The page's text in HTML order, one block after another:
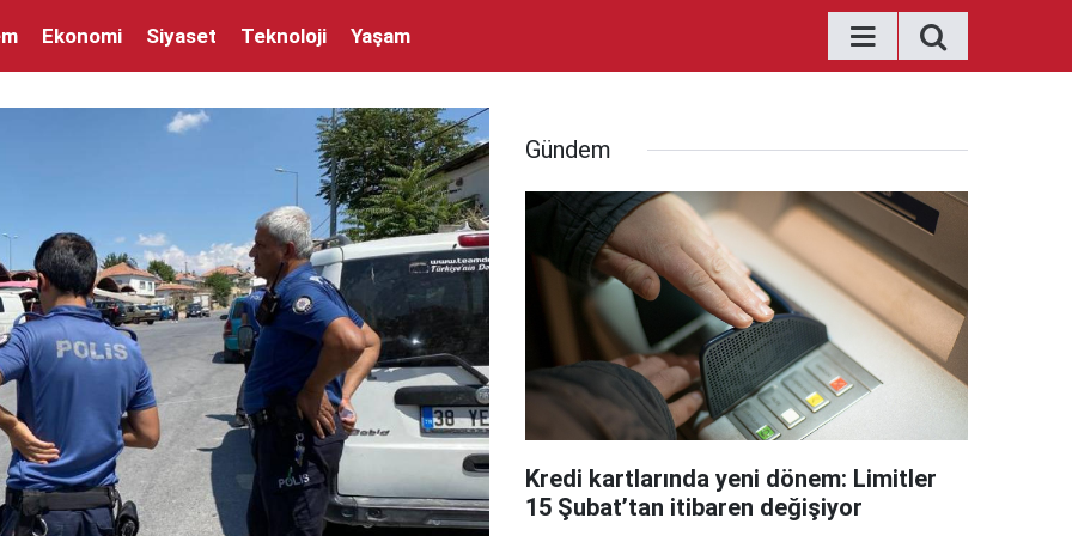
Ekonomi Siyaset Teknoloji Yaşam
Gündem
Kredi kartlarında yeni dönem: Limitler
15 Şubat’tan itibaren değişiyor